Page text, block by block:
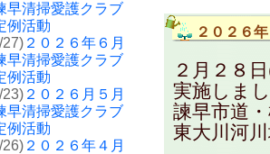
早清掃愛護クラブ
例活動
27) ２０２６年６月
早清掃愛護クラブ
例活動
23) ２０２６月５月
早清掃愛護クラブ
例活動
26) ２０２６年４月
２０２６
２月２８
実施しま
諫早市道
東大川河